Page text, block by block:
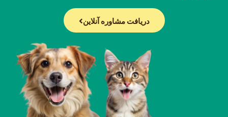
دریافت مشاوره آنلاین